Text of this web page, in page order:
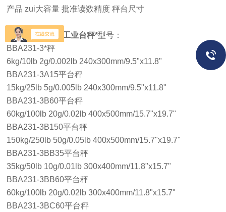
产品 zui大容量 批准读数精度 秤台尺寸
BBA231经济型工业台秤*型号：
BBA231-3*秤
6kg/10lb 2g/0.002lb 240x300mm/9.5"x11.8"
BBA231-3A15平台秤
15kg/25lb 5g/0.005lb 240x300mm/9.5"x11.8"
BBA231-3B60平台秤
60kg/100lb 20g/0.02lb 400x500mm/15.7"x19.7"
BBA231-3B150平台秤
150kg/250lb 50g/0.05lb 400x500mm/15.7"x19.7"
BBA231-3BB35平台秤
35kg/50lb 10g/0.01lb 300x400mm/11.8"x15.7"
BBA231-3BB60平台秤
60kg/100lb 20g/0.02lb 300x400mm/11.8"x15.7"
BBA231-3BC60平台秤